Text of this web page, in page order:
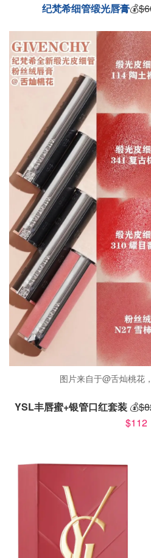
纪梵希细管缎光唇膏💰
图片来自于@舌灿桃花
YSL丰唇蜜+银管口红套装 💰
$112